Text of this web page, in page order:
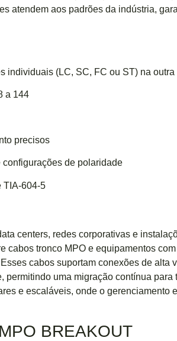
atendem aos padrões da indústria,
individuais (LC, SC, FC ou ST) na outra
a 144
precisos
de polaridade
TIA-604-5
centers, redes corporativas e
cabos tronco MPO e equipamentos
cabos suportam conexões de alta
uma migração contínua para
e escaláveis, onde o gerenciamento
BREAKOUT